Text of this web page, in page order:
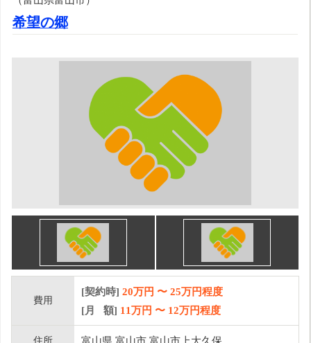
希望の郷
費用
[契約時] 20万円 〜 25万円程度
[月 額] 11万円 〜 12万円程度
住所